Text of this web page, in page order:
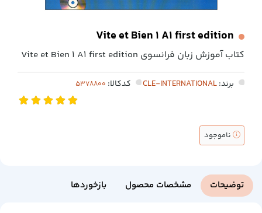
Vite et Bien 1 A1 first edition
کتاب آموزش زبان فرانسوی Vite et Bien 1 A1 first edition
برند:CLE-INTERNATIONAL کدکالا:
ناموجود
توضیحات مشخصات محصول بازخوردها